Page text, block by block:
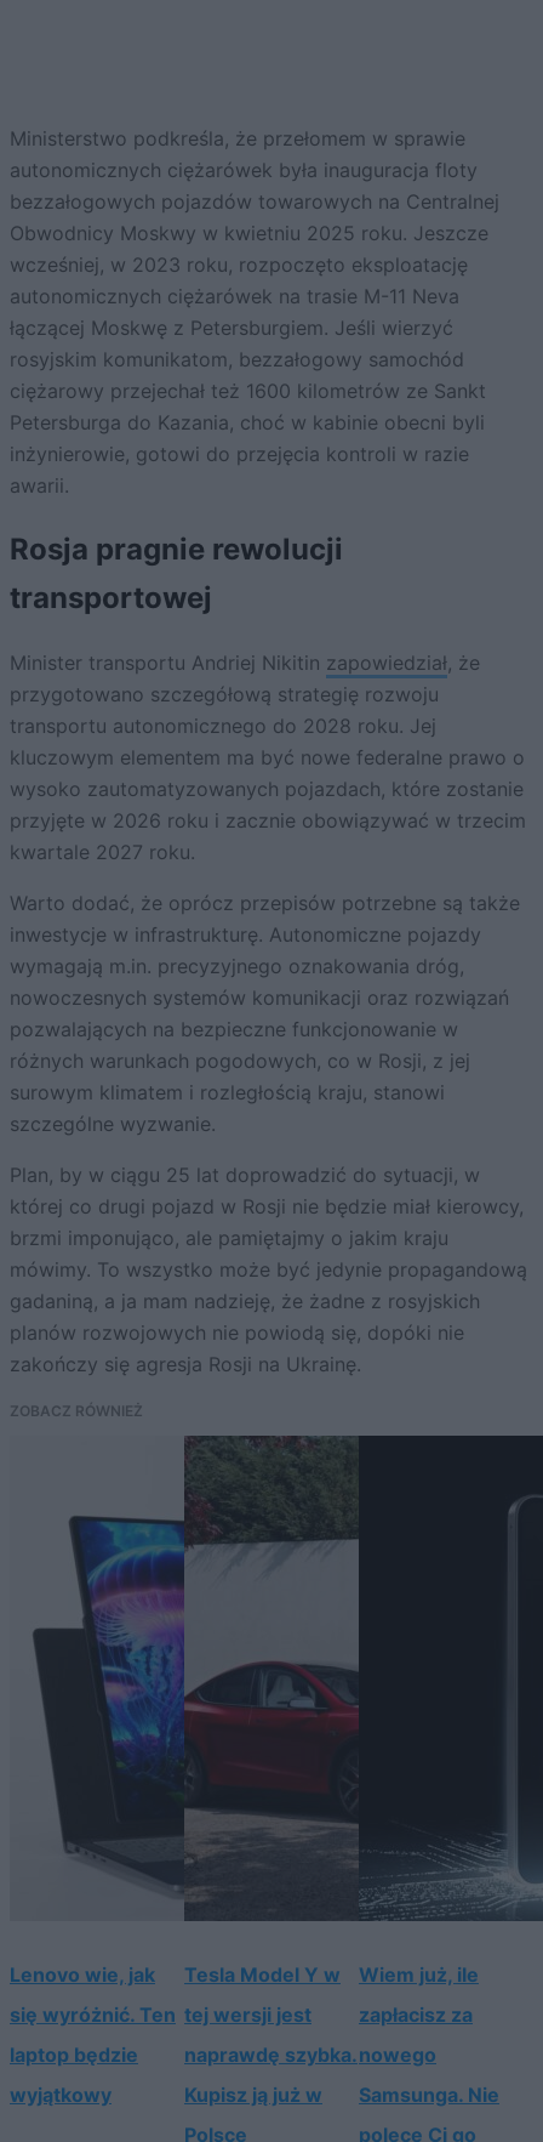
Ministerstwo podkreśla, że przełomem w sprawie
autonomicznych ciężarówek była inauguracja floty
bezzałogowych pojazdów towarowych na Centralnej
Obwodnicy Moskwy w kwietniu 2025 roku. Jeszcze
wcześniej, w 2023 roku, rozpoczęto eksploatację
autonomicznych ciężarówek na trasie M-11 Neva
łączącej Moskwę z Petersburgiem. Jeśli wierzyć
rosyjskim komunikatom, bezzałogowy samochód
ciężarowy przejechał też 1600 kilometrów ze Sankt
Petersburga do Kazania, choć w kabinie obecni byli
inżynierowie, gotowi do przejęcia kontroli w razie
awarii.
Rosja pragnie rewolucji
transportowej
Minister transportu Andriej Nikitin zapowiedział, że
przygotowano szczegółową strategię rozwoju
transportu autonomicznego do 2028 roku. Jej
kluczowym elementem ma być nowe federalne prawo o
wysoko zautomatyzowanych pojazdach, które zostanie
przyjęte w 2026 roku i zacznie obowiązywać w trzecim
kwartale 2027 roku.
Warto dodać, że oprócz przepisów potrzebne są także
inwestycje w infrastrukturę. Autonomiczne pojazdy
wymagają m.in. precyzyjnego oznakowania dróg,
nowoczesnych systemów komunikacji oraz rozwiązań
pozwalających na bezpieczne funkcjonowanie w
różnych warunkach pogodowych, co w Rosji, z jej
surowym klimatem i rozległością kraju, stanowi
szczególne wyzwanie.
Plan, by w ciągu 25 lat doprowadzić do sytuacji, w
której co drugi pojazd w Rosji nie będzie miał kierowcy,
brzmi imponująco, ale pamiętajmy o jakim kraju
mówimy. To wszystko może być jedynie propagandową
gadaniną, a ja mam nadzieję, że żadne z rosyjskich
planów rozwojowych nie powiodą się, dopóki nie
zakończy się agresja Rosji na Ukrainę.
ZOBACZ RÓWNIEŻ
Lenovo wie, jak
się wyróżnić. Ten
laptop będzie
wyjątkowy
Tesla Model Y w
tej wersji jest
naprawdę szybka.
Kupisz ją już w
Polsce
Wiem już, ile
zapłacisz za
nowego
Samsunga. Nie
polecę Ci go